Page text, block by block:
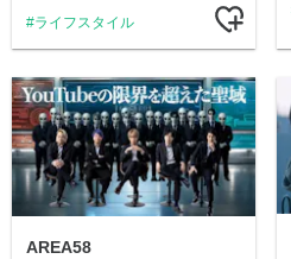
ライフスタイル
AREA58